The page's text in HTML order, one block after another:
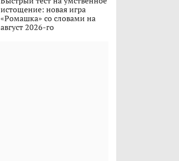
истощение: новая игра
«Ромашка» со словами на
август 2026-го